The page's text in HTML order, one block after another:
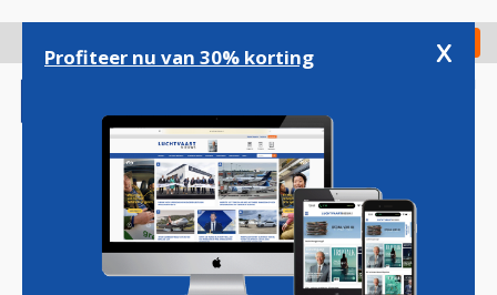
gaan
Check in
Magazine Podcasts Vacatures
Profiteer nu van 30% korting x